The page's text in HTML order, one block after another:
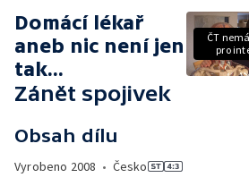
Domácí lékař
aneb nic není jen
tak...
Zánět spojivek
Obsah dílu
Vyrobeno 2008 • Česko
ČT
pro